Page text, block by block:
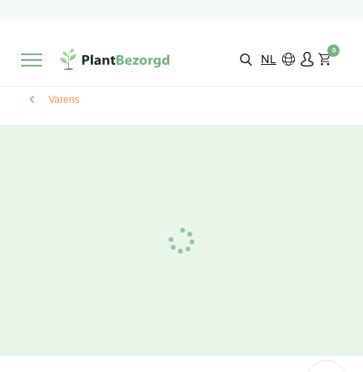
Kies zelf je
bezorgmoment & locatie NL
0
Varens